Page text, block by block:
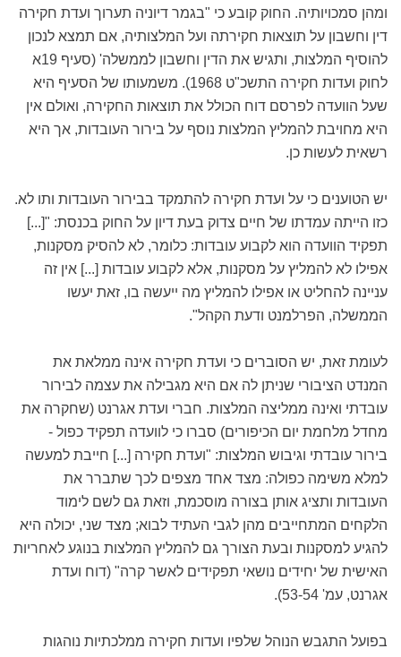
ומהן סמכויותיה. החוק קובע כי "בגמר דיוניה תערוך ועדת חקירה
דין וחשבון על תוצאות חקירתה ועל המלצותיה, אם תמצא לנכון
להוסיף המלצות, ותגיש את הדין וחשבון לממשלה' (סעיף 19א
לחוק ועדות חקירה התשכ"ט 1968). משמעותו של הסעיף היא
שעל הוועדה לפרסם דוח הכולל את תוצאות החקירה, ואולם אין
היא מחויבת להמליץ המלצות נוסף על בירור העובדות, אך היא
רשאית לעשות כן.
יש הטוענים כי על ועדת חקירה להתמקד בבירור העובדות ותו לא.
כזו הייתה עמדתו של חיים צדוק בעת דיון על החוק בכנסת: "[...]
תפקיד הוועדה הוא לקבוע עובדות: כלומר, לא להסיק מסקנות,
אפילו לא להמליץ על מסקנות, אלא לקבוע עובדות [...] אין זה
עניינה להחליט או אפילו להמליץ מה ייעשה בו, זאת יעשו
הממשלה, הפרלמנט ודעת הקהל".
לעומת זאת, יש הסוברים כי ועדת חקירה אינה ממלאת את
המנדט הציבורי שניתן לה אם היא מגבילה את עצמה לבירור
עובדתי ואינה ממליצה המלצות. חברי ועדת אגרנט (שחקרה את
מחדל מלחמת יום הכיפורים) סברו כי לוועדה תפקיד כפול -
בירור עובדתי וגיבוש המלצות: "ועדת חקירה [...] חייבת למעשה
למלא משימה כפולה: מצד אחד מצפים לכך שתברר את
העובדות ותציג אותן בצורה מוסכמת, וזאת גם לשם לימוד
הלקחים המתחייבים מהן לגבי העתיד לבוא; מצד שני, יכולה היא
להגיע למסקנות ובעת הצורך גם להמליץ המלצות בנוגע לאחריות
האישית של יחידים נושאי תפקידים לאשר קרה" (דוח ועדת
אגרנט, עמ' 53-54).
בפועל התגבש הנוהל שלפיו ועדות חקירה ממלכתיות נוהגות